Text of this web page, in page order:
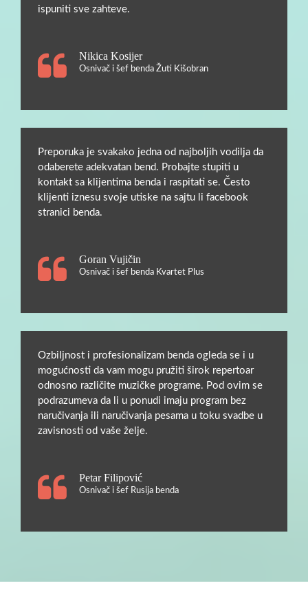
ispuniti sve zahteve.
Nikica Kosijer
Osnivač i šef benda Žuti Kišobran
Preporuka je svakako jedna od najboljih vodilja da
odaberete adekvatan bend. Probajte stupiti u
kontakt sa klijentima benda i raspitati se. Često
klijenti iznesu svoje utiske na sajtu li facebook
stranici benda.
Goran Vujičin
Osnivač i šef benda Kvartet Plus
Ozbiljnost i profesionalizam benda ogleda se i u
mogućnosti da vam mogu pružiti širok repertoar
odnosno različite muzičke programe. Pod ovim se
podrazumeva da li u ponudi imaju program bez
naručivanja ili naručivanja pesama u toku svadbe u
zavisnosti od vaše želje.
Petar Filipović
Osnivač i šef Rusija benda